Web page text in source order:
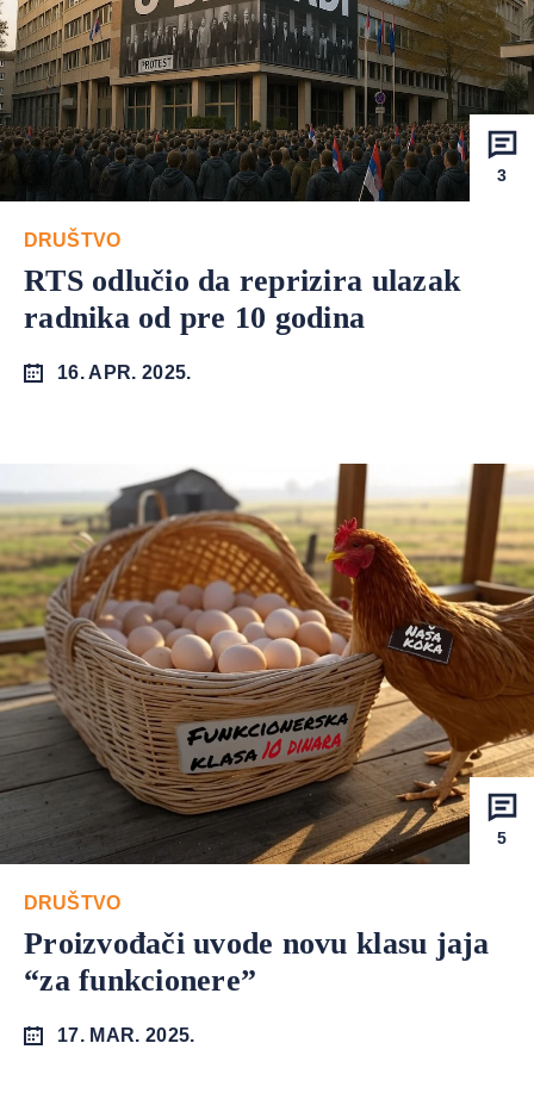
3
DRUŠTVO
RTS odlučio da reprizira ulazak
radnika od pre 10 godina
16. APR. 2025.
5
DRUŠTVO
Proizvođači uvode novu klasu jaja
“za funkcionere”
17. MAR. 2025.